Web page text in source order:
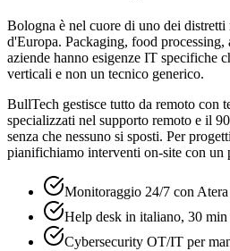
Bologna è nel cuore di uno dei
d'Europa. Packaging, food
aziende hanno esigenze IT specifiche
verticali e non un tecnico generico.
BullTech gestisce tutto da remoto con
specializzati nel supporto remoto e il
senza che nessuno si sposti. Per
pianifichiamo interventi on-site con un
Monitoraggio 24/7 con
Help desk in italiano, 30 min
Cybersecurity OT/IT per